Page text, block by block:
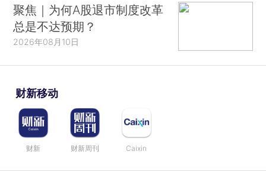
聚焦｜为何A股退市制度改革
总是不达预期？
2026年08月10日
财新移动
财新 财新周刊 Caixin